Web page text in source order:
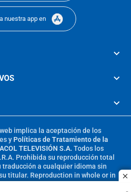
nuestra app en
implica la aceptación de los
y Políticas de Tratamiento de la
TELEVISIÓN S.A. Todos los
Prohibida su reproducción total
traducción a cualquier idioma sin
titular. Reproduction in whole or in
written permission is prohibited.